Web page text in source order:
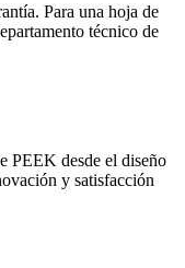
Para una hoja de
técnico de
PEEK desde el diseño
y satisfacción